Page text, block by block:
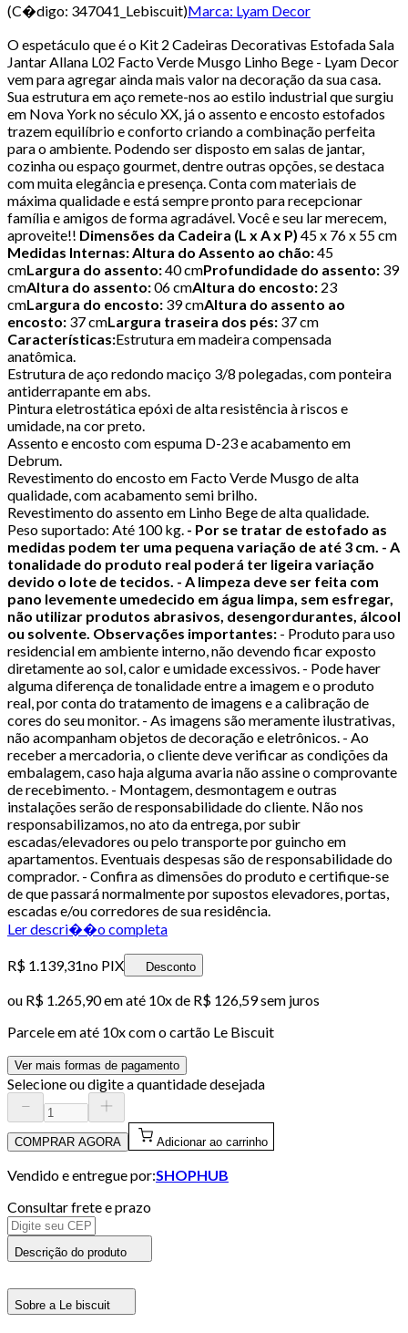
(C�digo: 347041_Lebiscuit)Marca: Lyam Decor
O espetáculo que é o Kit 2 Cadeiras Decorativas Estofada Sala
Jantar Allana L02 Facto Verde Musgo Linho Bege - Lyam Decor
vem para agregar ainda mais valor na decoração da sua casa.
Sua estrutura em aço remete-nos ao estilo industrial que surgiu
em Nova York no século XX, já o assento e encosto estofados
trazem equilíbrio e conforto criando a combinação perfeita
para o ambiente. Podendo ser disposto em salas de jantar,
cozinha ou espaço gourmet, dentre outras opções, se destaca
com muita elegância e presença. Conta com materiais de
máxima qualidade e está sempre pronto para recepcionar
família e amigos de forma agradável. Você e seu lar merecem,
aproveite!! Dimensões da Cadeira (L x A x P) 45 x 76 x 55 cm
Medidas Internas: Altura do Assento ao chão:45
cmLargura do assento:40 cmProfundidade do assento: 39
cmAltura do assento:06 cmAltura do encosto: 23
cmLargura do encosto: 39 cmAltura do assento ao
encosto: 37 cmLargura traseira dos pés: 37 cm
Características:Estrutura em madeira compensada
anatômica.
Estrutura de aço redondo maciço 3/8 polegadas, com ponteira
antiderrapante em abs.
Pintura eletrostática epóxi de alta resistência à riscos e
umidade, na cor preto.
Assento e encosto com espuma D-23 e acabamento em
Debrum.
Revestimento do encosto em Facto Verde Musgo de alta
qualidade, com acabamento semi brilho.
Revestimento do assento em Linho Bege de alta qualidade.
Peso suportado: Até 100 kg. - Por se tratar de estofado as
medidas podem ter uma pequena variação de até 3 cm. - A
tonalidade do produto real poderá ter ligeira variação
devido o lote de tecidos. - A limpeza deve ser feita com
pano levemente umedecido em água limpa, sem esfregar,
não utilizar produtos abrasivos, desengordurantes, álcool
ou solvente. Observações importantes: - Produto para uso
residencial em ambiente interno, não devendo ficar exposto
diretamente ao sol, calor e umidade excessivos. - Pode haver
alguma diferença de tonalidade entre a imagem e o produto
real, por conta do tratamento de imagens e a calibração de
cores do seu monitor. - As imagens são meramente ilustrativas,
não acompanham objetos de decoração e eletrônicos. - Ao
receber a mercadoria, o cliente deve verificar as condições da
embalagem, caso haja alguma avaria não assine o comprovante
de recebimento. - Montagem, desmontagem e outras
instalações serão de responsabilidade do cliente. Não nos
responsabilizamos, no ato da entrega, por subir
escadas/elevadores ou pelo transporte por guincho em
apartamentos. Eventuais despesas são de responsabilidade do
comprador. - Confira as dimensões do produto e certifique-se
de que passará normalmente por supostos elevadores, portas,
escadas e/ou corredores de sua residência.
Ler descri��o completa
R$ 1.139,31no PIX Desconto
ou R$ 1.265,90em até 10x de R$ 126,59 sem juros
Parcele em até 10x com o cartão Le Biscuit
Ver mais formas de pagamento
Selecione ou digite a quantidade desejada
COMPRAR AGORA Adicionar ao carrinho
Vendido e entregue por:SHOPHUB
Consultar frete e prazo
Descrição do produto
Sobre a Le biscuit